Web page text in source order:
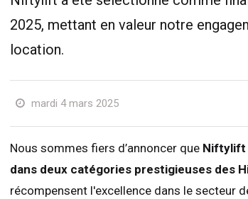
2025, mettant en valeur notre
location.
mardi 4 mars 2025
Nous sommes fiers d’annoncer que Niftylift
dans deux catégories prestigieuses des
récompensent l'excellence dans le secteur